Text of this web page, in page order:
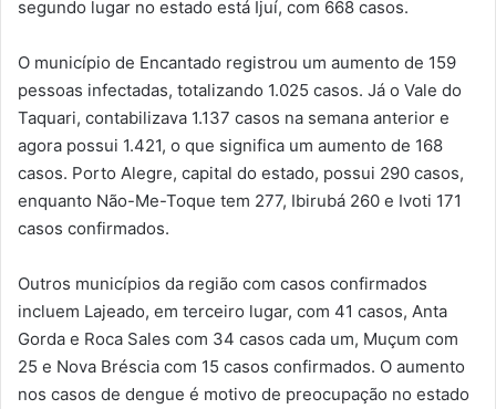
segundo lugar no estado está Ijuí, com 668 casos.
O município de Encantado registrou um aumento de 159
pessoas infectadas, totalizando 1.025 casos. Já o Vale do
Taquari, contabilizava 1.137 casos na semana anterior e
agora possui 1.421, o que significa um aumento de 168
casos. Porto Alegre, capital do estado, possui 290 casos,
enquanto Não-Me-Toque tem 277, Ibirubá 260 e Ivoti 171
casos confirmados.
Outros municípios da região com casos confirmados
incluem Lajeado, em terceiro lugar, com 41 casos, Anta
Gorda e Roca Sales com 34 casos cada um, Muçum com
25 e Nova Bréscia com 15 casos confirmados. O aumento
nos casos de dengue é motivo de preocupação no estado